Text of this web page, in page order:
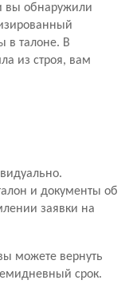
вы обнаружили
в талоне. В
из строя, вам
и документы об
заявки на
можете вернуть
срок.